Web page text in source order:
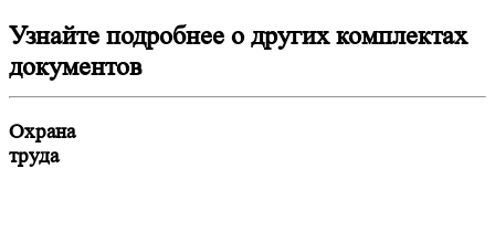
Узнайте подробнее о других комплектах
документов
Охрана
труда